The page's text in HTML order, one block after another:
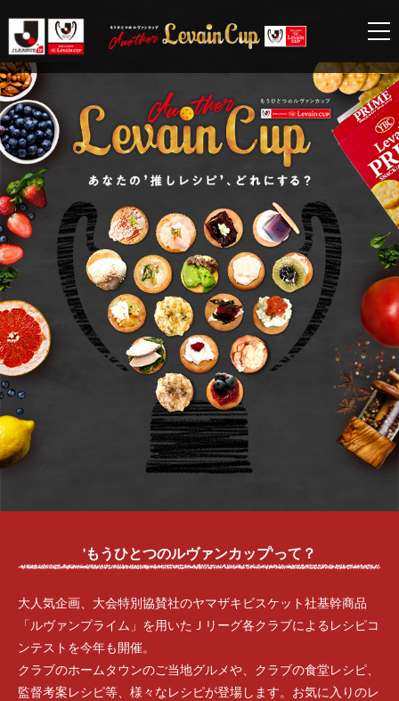
'もうひとつのルヴァンカップ'って？
大人気企画、大会特別協賛社のヤマザキビスケット社基幹商品
「ルヴァンプライム」を用いたＪリーグ各クラブによるレシピコ
ンテストを今年も開催。
クラブのホームタウンのご当地グルメや、クラブの食堂レシピ、
監督考案レシピ等、様々なレシピが登場します。お気に入りのレ